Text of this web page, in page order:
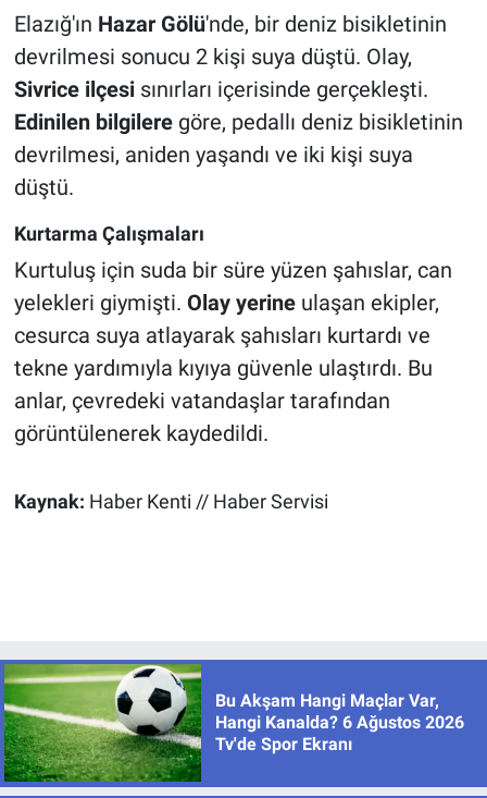
Elazığ'ın Hazar Gölü'nde, bir deniz bisikletinin
devrilmesi sonucu 2 kişi suya düştü. Olay,
Sivrice ilçesisınırları içerisinde gerçekleşti.
Edinilen bilgileregöre, pedallı deniz bisikletinin
devrilmesi, aniden yaşandı ve iki kişi suya
düştü.
Kurtarma Çalışmaları
Kurtuluş için suda bir süre yüzen şahıslar, can
yelekleri giymişti. Olay yerineulaşan ekipler,
cesurca suya atlayarak şahısları kurtardı ve
tekne yardımıyla kıyıya güvenle ulaştırdı. Bu
anlar, çevredeki vatandaşlar tarafından
görüntülenerek kaydedildi.
Kaynak: Haber Kenti // Haber Servisi
Bu Akşam Hangi Maçlar Var,
Hangi Kanalda? 6 Ağustos 2026
Tv'de Spor Ekranı